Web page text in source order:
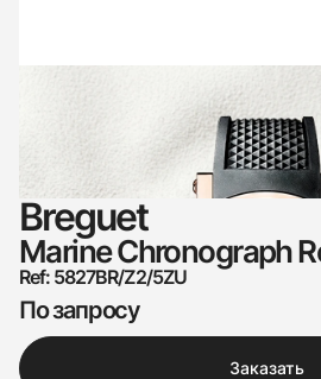
Breguet
Marine Chronograph
Ref: 5827BR/Z2/5ZU
По запросу
Заказать